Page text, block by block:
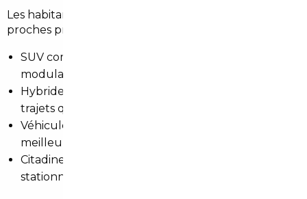
Les habitants de Montrouge et des communes
proches privilégient souvent :
SUV compacts pour les familles (facilité d'accès et
modularité)
Hybrides et compactes économiques pour les
trajets quotidiens
Véhicules premium d'occasion importés pour un
meilleur rapport équipement/prix
Citadines maniables pour la circulation et le
stationnement en proche banlieue